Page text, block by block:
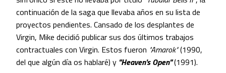
continuación de la saga que llevaba años en su lista de
proyectos pendientes. Cansado de los desplantes de
Virgin, Mike decidió publicar sus dos últimos trabajos
contractuales con Virgin. Estos fueron "Amarok"(1990,
del que algún día os hablaré) y "Heaven's Open"(1991).